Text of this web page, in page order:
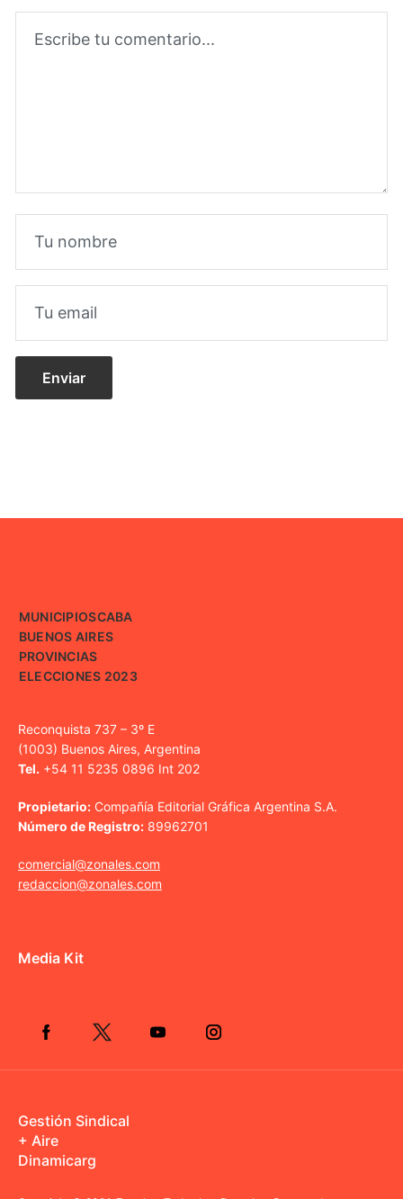
MUNICIPIOSCABA
BUENOS AIRES
PROVINCIAS
ELECCIONES 2023
Reconquista 737 – 3º E
(1003) Buenos Aires, Argentina
Tel. +54 11 5235 0896 Int 202
Propietario: Compañía Editorial Gráfica Argentina S.A.
Número de Registro: 89962701
comercial@zonales.com
redaccion@zonales.com
Media Kit
Gestión Sindical
+ Aire
Dinamicarg